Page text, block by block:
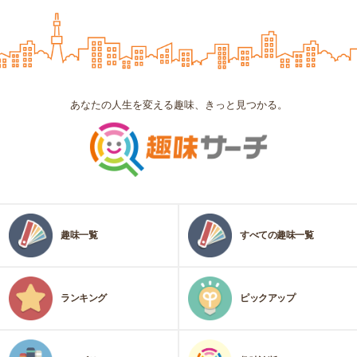
あなたの人生を変える趣味、きっと見つかる。
趣味一覧 すべての趣味一覧
ランキング ピックアップ